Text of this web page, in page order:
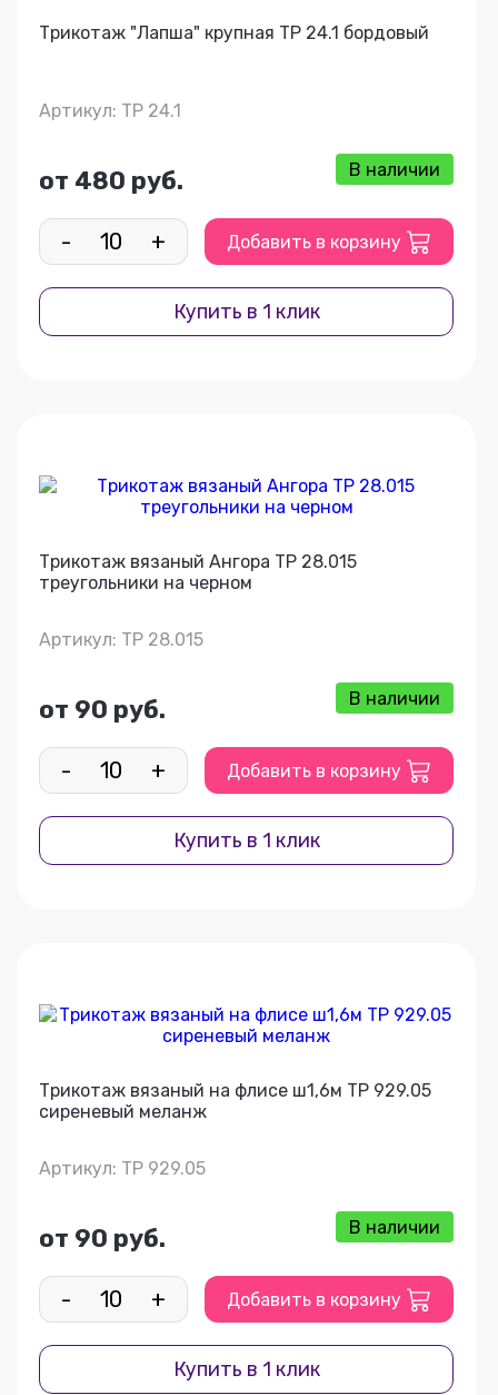
Трикотаж "Лапша" крупная ТР 24.1 бордовый
Артикул: ТР 24.1
от 480 руб. В наличии
- + Добавить в корзину
Купить в 1 клик
Трикотаж вязаный Ангора ТР 28.015
треугольники на черном
Артикул: ТР 28.015
от 90 руб. В наличии
- + Добавить в корзину
Купить в 1 клик
Трикотаж вязаный на флисе ш1,6м ТР 929.05
сиреневый меланж
Артикул: ТР 929.05
от 90 руб. В наличии
- + Добавить в корзину
Купить в 1 клик